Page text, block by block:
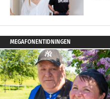
MEGAFONENTIDNINGEN